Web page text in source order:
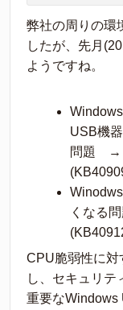
弊社の周りの環
したが、先月
ようですね。
USB機
問題 →
くなる
CPU脆弱性に対
し、セキュリテ
重要なWindows